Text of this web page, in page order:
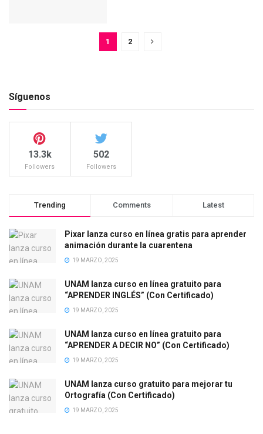
1 2
Síguenos
13.3k
Followers
502
Followers
Trending Comments Latest
Pixar lanza curso en línea gratis para aprender
animación durante la cuarentena
19 MARZO, 2025
UNAM lanza curso en línea gratuito para
“APRENDER INGLÉS” (Con Certificado)
19 MARZO, 2025
UNAM lanza curso en línea gratuito para
“APRENDER A DECIR NO” (Con Certificado)
19 MARZO, 2025
UNAM lanza curso gratuito para mejorar tu
Ortografía (Con Certificado)
19 MARZO, 2025